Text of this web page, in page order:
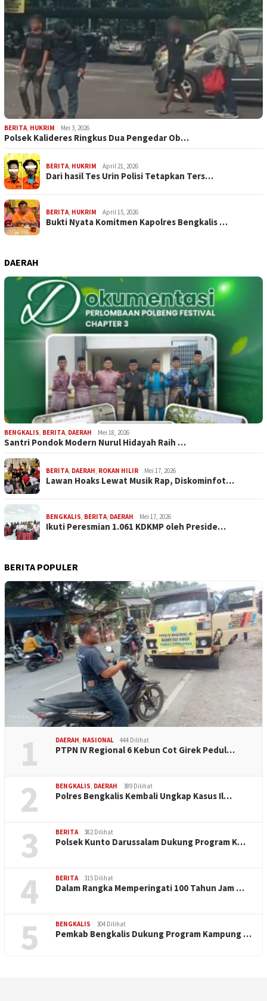
BERITA, HUKRIM Mei 3, 2026
Polsek Kalideres Ringkus Dua Pengedar Ob…
BERITA, HUKRIM April 21, 2026
Dari hasil Tes Urin Polisi Tetapkan Ters…
BERITA, HUKRIM April 15, 2026
Bukti Nyata Komitmen Kapolres Bengkalis …
DAERAH
BENGKALIS, BERITA, DAERAH Mei 18, 2026
Santri Pondok Modern Nurul Hidayah Raih …
BERITA, DAERAH, ROKAN HILIR Mei 17, 2026
Lawan Hoaks Lewat Musik Rap, Diskominfot…
BENGKALIS, BERITA, DAERAH Mei 17, 2026
Ikuti Peresmian 1.061 KDKMP oleh Preside…
BERITA POPULER
1 DAERAH, NASIONAL 444 Dilihat
PTPN IV Regional 6 Kebun Cot Girek Pedul…
2 BENGKALIS, DAERAH 389 Dilihat
Polres Bengkalis Kembali Ungkap Kasus Il…
3 BERITA 382 Dilihat
Polsek Kunto Darussalam Dukung Program K…
4 BERITA 315 Dilihat
Dalam Rangka Memperingati 100 Tahun Jam …
5 BENGKALIS 304 Dilihat
Pemkab Bengkalis Dukung Program Kampung …